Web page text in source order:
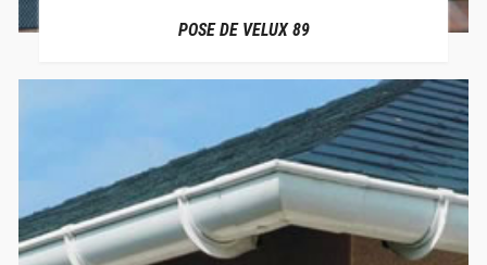
POSE DE VELUX 89